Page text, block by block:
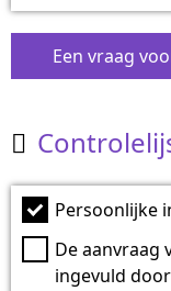
Een vraag

Persoonlijke
De aanvraag
ingevuld